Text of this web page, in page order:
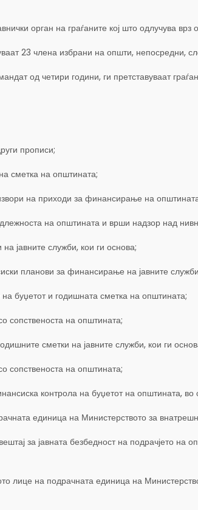
орган на граѓаните кој што одлучува
23 члена избрани на општи, непосредни,
од четири години, ги претставуваат
прописи;
сметка на општината;
на приходи за финансирање на
на општината и врши надзор над
јавните служби, кои ги основа;
планови за финансирање на јавните
буџетот и годишната сметка на општината;
сопственоста на општината;
сметки на јавните служби, кои ги
сопственоста на општината;
контрола на буџетот на општината, во
единица на Министерството за
за јавната безбедност на подрачјето
лице на подрачната единица на